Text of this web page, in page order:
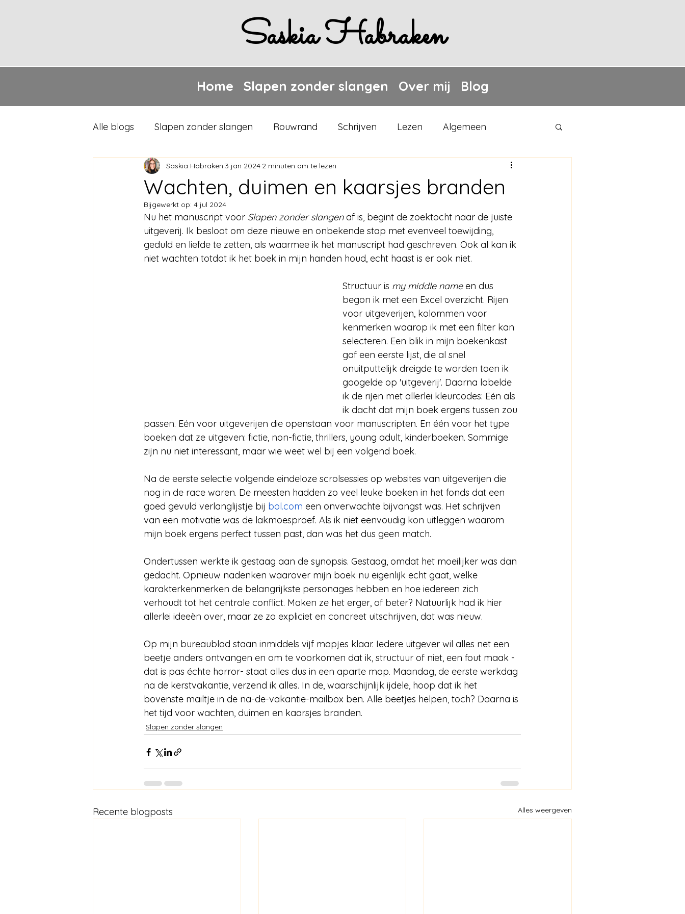
Saskia Habraken
Home Slapen zonder slangen Over mij Blog
Alle blogs Slapen zonder slangen Rouwrand Schrijven Lezen Algemeen
Wachten, duimen en kaarsjes branden
Saskia Habraken 3 jan 2024 2 minuten om te lezen
Bijgewerkt op: 4 jul 2024
Nu het manuscript voor Slapen zonder slangen af is, begint de zoektocht naar de juiste
uitgeverij. Ik besloot om deze nieuwe en onbekende stap met evenveel toewijding,
geduld en liefde te zetten, als waarmee ik het manuscript had geschreven. Ook al kan ik
niet wachten totdat ik het boek in mijn handen houd, echt haast is er ook niet.
Structuur is my middle name en dus
begon ik met een Excel overzicht. Rijen
voor uitgeverijen, kolommen voor
kenmerken waarop ik met een filter kan
selecteren. Een blik in mijn boekenkast
gaf een eerste lijst, die al snel
onuitputtelijk dreigde te worden toen ik
googelde op 'uitgeverij'. Daarna labelde
ik de rijen met allerlei kleurcodes: Eén als
ik dacht dat mijn boek ergens tussen zou
passen. Eén voor uitgeverijen die openstaan voor manuscripten. En één voor het type
boeken dat ze uitgeven: fictie, non-fictie, thrillers, young adult, kinderboeken. Sommige
zijn nu niet interessant, maar wie weet wel bij een volgend boek.
Na de eerste selectie volgende eindeloze scrolsessies op websites van uitgeverijen die
nog in de race waren. De meesten hadden zo veel leuke boeken in het fonds dat een
goed gevuld verlanglijstje bij bol.com een onverwachte bijvangst was. Het schrijven
van een motivatie was de lakmoesproef. Als ik niet eenvoudig kon uitleggen waarom
mijn boek ergens perfect tussen past, dan was het dus geen match.
Ondertussen werkte ik gestaag aan de synopsis. Gestaag, omdat het moeilijker was dan
gedacht. Opnieuw nadenken waarover mijn boek nu eigenlijk echt gaat, welke
karakterkenmerken de belangrijkste personages hebben en hoe iedereen zich
verhoudt tot het centrale conflict. Maken ze het erger, of beter? Natuurlijk had ik hier
allerlei ideeën over, maar ze zo expliciet en concreet uitschrijven, dat was nieuw.
Op mijn bureaublad staan inmiddels vijf mapjes klaar. Iedere uitgever wil alles net een
beetje anders ontvangen en om te voorkomen dat ik, structuur of niet, een fout maak -
dat is pas échte horror- staat alles dus in een aparte map. Maandag, de eerste werkdag
na de kerstvakantie, verzend ik alles. In de, waarschijnlijk ijdele, hoop dat ik het
bovenste mailtje in de na-de-vakantie-mailbox ben. Alle beetjes helpen, toch? Daarna is
het tijd voor wachten, duimen en kaarsjes branden.
Slapen zonder slangen
Recente blogposts Alles weergeven